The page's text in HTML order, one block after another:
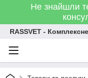
Не знайшли
RASSVET -